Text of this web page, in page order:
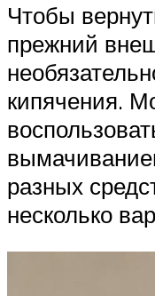
Чтобы
прежний
кипячения.
разных
несколько